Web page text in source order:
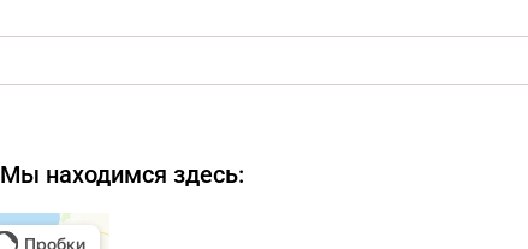
Мы находимся здесь: